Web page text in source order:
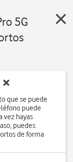
5G
que se puede
puede
vez hayas
puedes
de forma